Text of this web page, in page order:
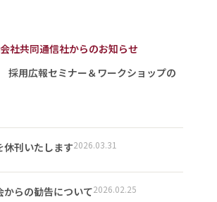
社共同通信社からのお知らせ
用広報セミナー＆ワークショップの
休刊いたします2026.03.31
からの勧告について2026.02.25